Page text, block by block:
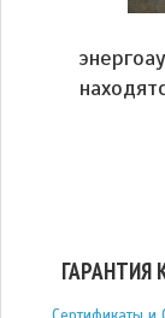
ГАРАНТИЯ